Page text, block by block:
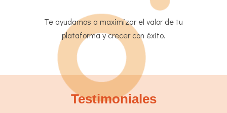
Te ayudamos a maximizar el valor de tu
plataforma y crecer con éxito.
Testimoniales